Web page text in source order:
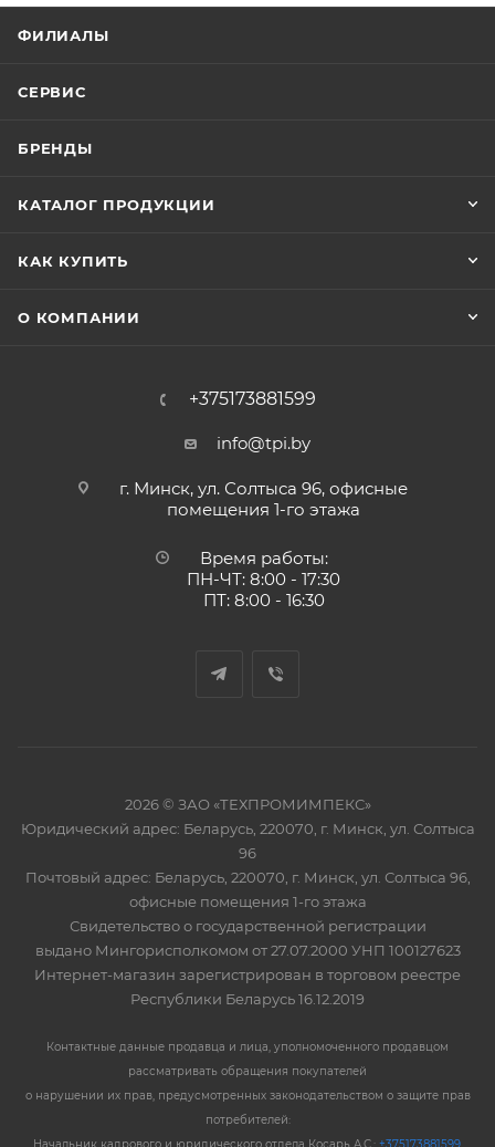
ФИЛИАЛЫ
СЕРВИС
БРЕНДЫ
КАТАЛОГ ПРОДУКЦИИ
КАК КУПИТЬ
О КОМПАНИИ
+375173881599
info@tpi.by
г. Минск, ул. Солтыса 96, офисные
помещения 1-го этажа
Время работы:
ПН-ЧТ: 8:00 - 17:30
ПТ: 8:00 - 16:30
2026 © ЗАО «ТЕХПРОМИМПЕКС»
Юридический адрес: Беларусь, 220070, г. Минск, ул. Солтыса
96
Почтовый адрес: Беларусь, 220070, г. Минск, ул. Солтыса 96,
офисные помещения 1-го этажа
Свидетельство о государственной регистрации
выдано Мингорисполкомом от 27.07.2000 УНП 100127623
Интернет-магазин зарегистрирован в торговом реестре
Республики Беларусь 16.12.2019
Контактные данные продавца и лица, уполномоченного продавцом
рассматривать обращения покупателей
о нарушении их прав, предусмотренных законодательством о защите прав
потребителей: